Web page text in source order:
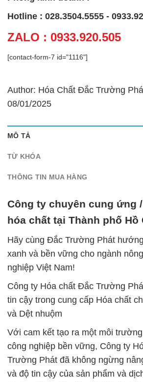
Hotline : 028.3504.5555 -
ZALO : 0933.920.505
[contact-form-7 id="1116"]
Author: Hóa Chất Đắc Trường
08/01/2025
MÔ TẢ
TỪ KHÓA
THÔNG TIN MUA HÀNG
Công ty chuyên cung ứng
hóa chất tại Thành phố Hồ
Hãy cùng Đắc Trường Phát
xanh và bền vững cho ngành
nghiệp Việt Nam!
Công ty Hóa chất Đắc Trường
tin cậy trong cung cấp Hóa chất
và Dệt nhuộm
Với cam kết tạo ra một môi
công nghiệp bền vững, Công ty
Trường Phát đã không ngừng
và độ tin cậy của sản phẩm và